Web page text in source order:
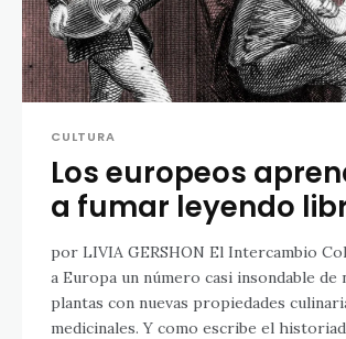
CULTURA
Los europeos
a fumar leyendo
por LIVIA GERSHON El Intercambio Colombino llevó
a Europa un número casi insondable de
plantas con nuevas propiedades
medicinales. Y como escribe el